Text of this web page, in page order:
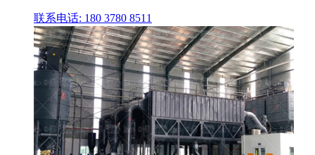
联系电话: 180 3780 8511